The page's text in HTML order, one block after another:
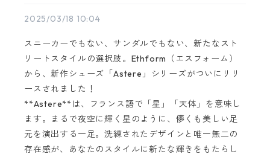
2025/03/18 10:04
スニーカーでもない、サンダルでもない、新たなスト
リートスタイルの選択肢。Ethform（エスフォーム）
から、新作シューズ「Astere」シリーズがついにリリ
ースされました！
**Astere**は、フランス語で「星」「天体」を意味し
ます。まるで夜空に輝く星のように、儚くも美しい足
元を演出する一足。洗練されたデザインと唯一無二の
存在感が、あなたのスタイルに新たな輝きをもたらし